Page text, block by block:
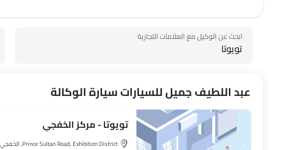
عبد اللطيف جميل للسيارات سيارة الوكالة
تويوتا - مركز الخفجي
Prince Sultan Road, Exhibition District, الخفجي